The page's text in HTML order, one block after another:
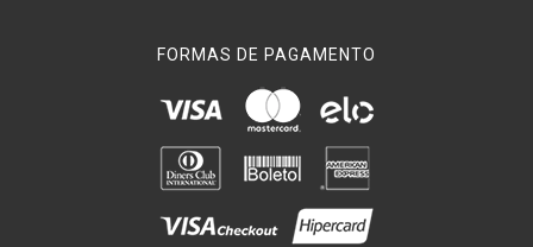
FORMAS DE PAGAMENTO